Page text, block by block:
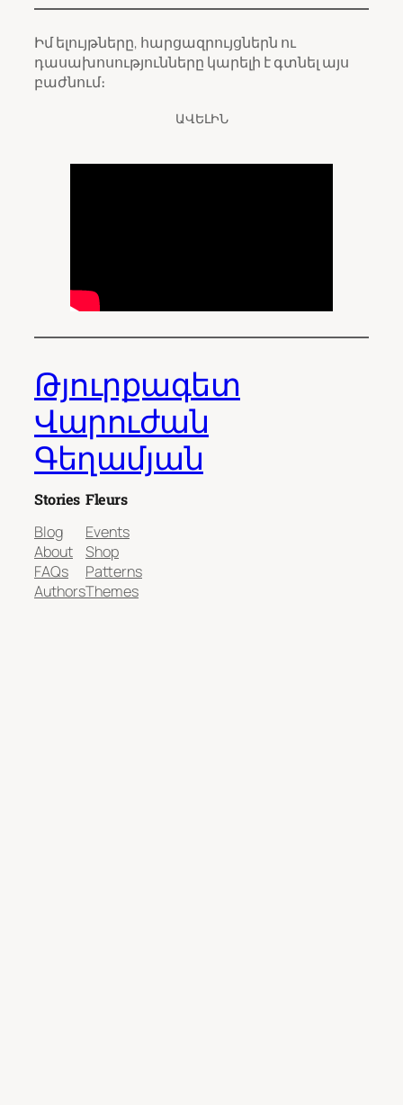
Իմ ելույթները, հարցազրույցներն ու
դասախոսությունները կարելի է գտնել այս
բաժնում։
ԱՎԵԼԻՆ
Թյուրքագետ
Վարուժան
Գեղամյան
Stories
Blog
About
FAQs
Authors
Fleurs
Events
Shop
Patterns
Themes